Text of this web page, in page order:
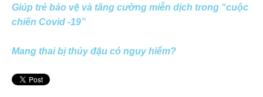
Giúp trẻ bảo vệ và tăng cường miễn dịch trong “cuộc
chiến Covid -19”
Mang thai bị thủy đậu có nguy hiểm?